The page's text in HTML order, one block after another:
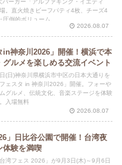
。直火焼きビーフパティ4枚、チーズ4
倒的ボリューム。
2026.08.07
in神奈川2026」開催！横浜で本
ルメを楽しめる交流イベント
(日)神奈川県横浜市中区の日本大通りを
ェスタ in 神奈川2026」開催。フォーや
グルメ、伝統文化、音楽ステージを体験
入場無料
2026.08.07
」日比谷公園で開催！台湾夜
体験を満喫
湾フェス 2026」が9月3日(木)～9月6日